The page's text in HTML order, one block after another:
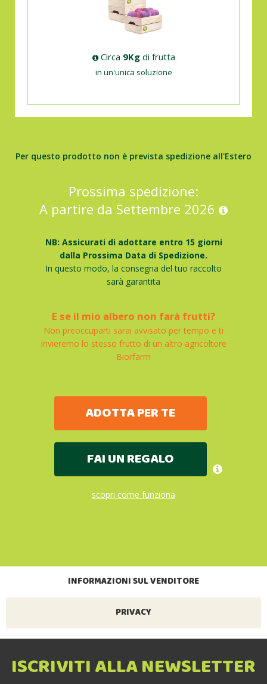
Circa 9Kgdi frutta
in un'unica soluzione
Per questo prodotto non è prevista spedizione all'Estero
Prossima spedizione:
A partire da Settembre 2026
NB: Assicurati di adottare entro 15 giorni
dalla Prossima Data di Spedizione.
In questo modo, la consegna del tuo raccolto
sarà garantita
E se il mio albero non farà frutti?
Non preoccuparti sarai avvisato per tempo e ti
invieremo lo stesso frutto di un altro agricoltore
Biorfarm
ADOTTA PER TE
FAI UN REGALO
scopri come funziona
INFORMAZIONI SUL VENDITORE
PRIVACY
ISCRIVITI ALLA NEWSLETTER